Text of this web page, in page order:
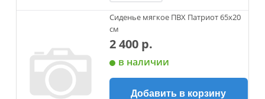
Сиденье мягкое ПВХ Патриот 65x20
см
2 400 р.
в наличии
Добавить в корзину